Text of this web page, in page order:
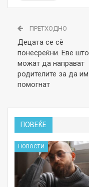
ПРЕТХОДНО
Децата се сè
понесреќни. Еве што
можат да направат
родителите за да им
помогнат
ПОВЕЌЕ
НОВОСТИ